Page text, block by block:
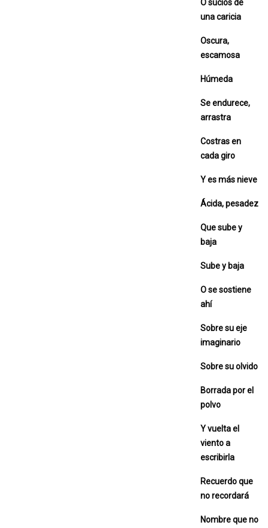
O sucios de
una caricia
Oscura,
escamosa
Húmeda
Se endurece,
arrastra
Costras en
cada giro
Y es más nieve
Ácida, pesadez
Que sube y
baja
Sube y baja
O se sostiene
ahí
Sobre su eje
imaginario
Sobre su olvido
Borrada por el
polvo
Y vuelta el
viento a
escribirla
Recuerdo que
no recordará
Nombre que no